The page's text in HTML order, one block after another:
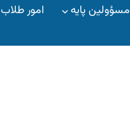
مسؤولین پایه امور طلاب